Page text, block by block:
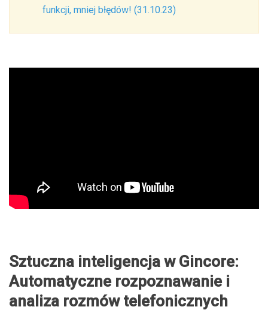
funkcji, mniej błędów! (31.10.23)
Sztuczna inteligencja w Gincore:
Automatyczne rozpoznawanie i
analiza rozmów telefonicznych